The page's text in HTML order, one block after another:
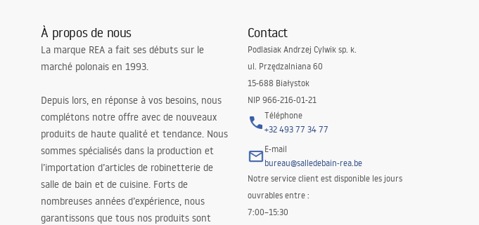
À propos de nous
La marque REA a fait ses débuts sur le
marché polonais en 1993.
Depuis lors, en réponse à vos besoins, nous
complétons notre offre avec de nouveaux
produits de haute qualité et tendance. Nous
sommes spécialisés dans la production et
l’importation d’articles de robinetterie de
salle de bain et de cuisine. Forts de
nombreuses années d’expérience, nous
garantissons que tous nos produits sont
Contact
Podlasiak Andrzej Cylwik sp. k.
ul. Przędzalniana 60
15-688 Białystok
NIP 966-216-01-21
Téléphone
+32 493 77 34 77
E-mail
bureau@salledebain-rea.be
Notre service client est disponible les jours
ouvrables entre :
7:00–15:30